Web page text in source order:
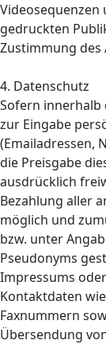
Videosequenzen
gedruckten
Zustimmung
4. Datenschutz
Sofern
zur Eingabe
(Emailadressen,
die Preisgabe
ausdrücklich
Bezahlung aller
möglich und
bzw. unter
Pseudonyms
Impressums
Kontaktdaten
Faxnummern
Übersendung